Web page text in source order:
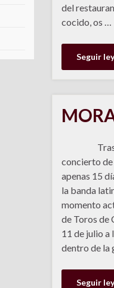
del
cocido, os …
Seguir
Tras el
concierto
apenas 15
la banda
momento
de Toros de
11 de julio a
dentro de la
Seguir